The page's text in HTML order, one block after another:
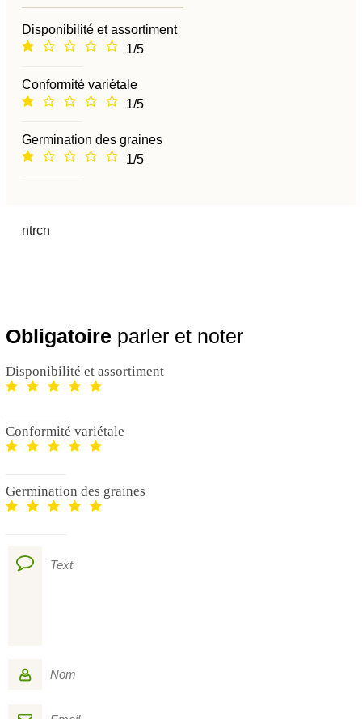
Disponibilité et assortiment
1/5
Conformité variétale
1/5
Germination des graines
1/5
ntrcn
Obligatoire parler et noter
Disponibilité et assortiment
Conformité variétale
Germination des graines